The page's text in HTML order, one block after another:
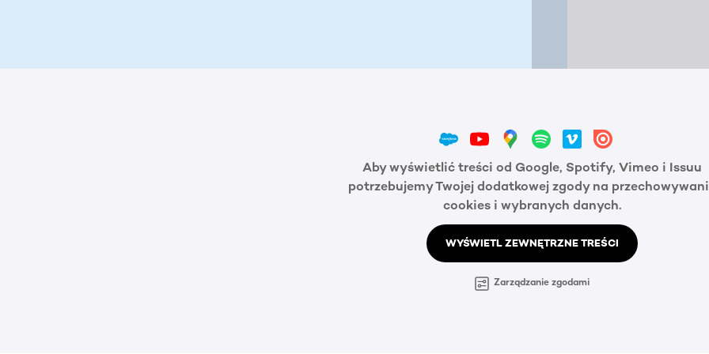
Aby wyświetlić treści od Google, Spotify, Vimeo i Issuu
potrzebujemy Twojej dodatkowej zgody na
cookies i wybranych danych.
WYŚWIETL ZEWNĘTRZNE TREŚCI
Zarządzanie zgodami